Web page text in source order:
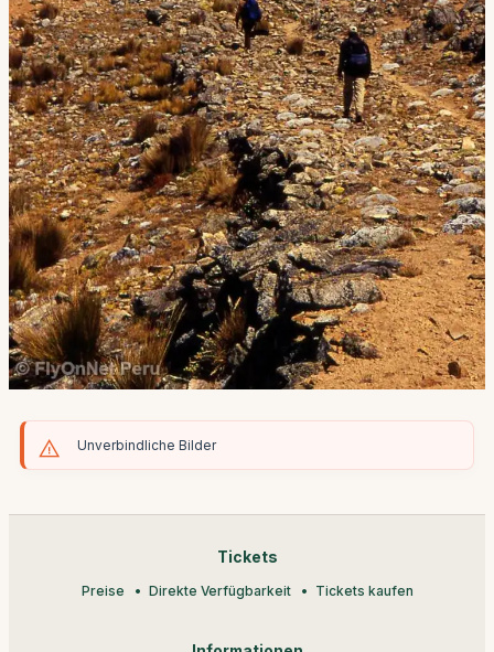
Unverbindliche Bilder
Tickets
Preise Direkte Verfügbarkeit Tickets kaufen